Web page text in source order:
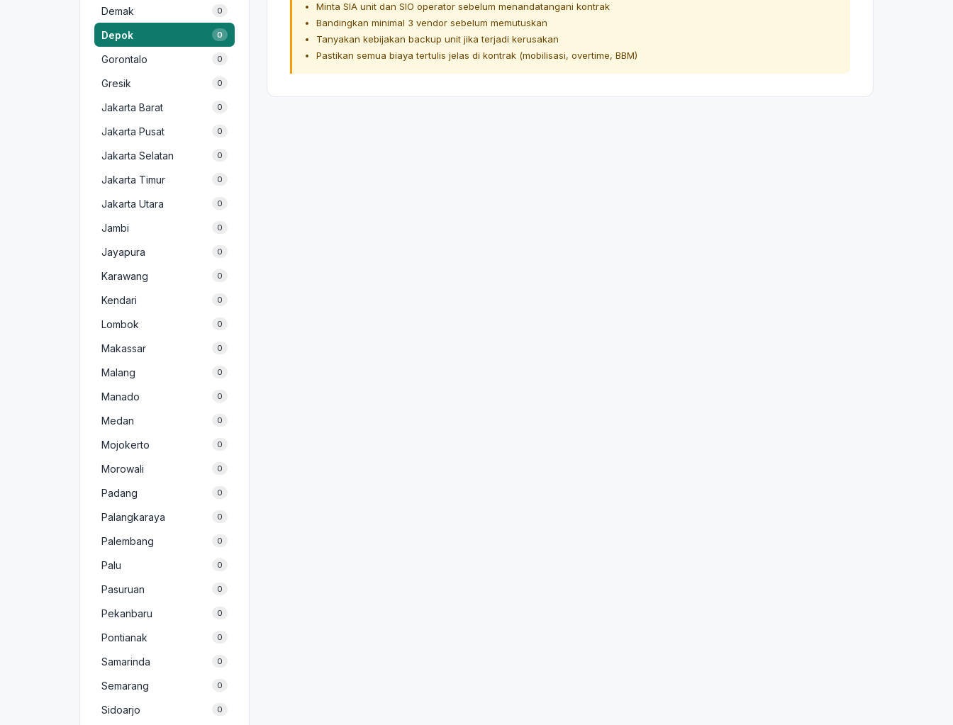
Demak 0
Depok 0
Gorontalo 0
Gresik 0
Jakarta Barat 0
Jakarta Pusat 0
Jakarta Selatan 0
Jakarta Timur 0
Jakarta Utara 0
Jambi 0
Jayapura 0
Karawang 0
Kendari 0
Lombok 0
Makassar 0
Malang 0
Manado 0
Medan 0
Mojokerto 0
Morowali 0
Padang 0
Palangkaraya 0
Palembang 0
Palu 0
Pasuruan 0
Pekanbaru 0
Pontianak 0
Samarinda 0
Semarang 0
Sidoarjo 0
Minta SIA unit dan SIO operator sebelum menandatangani kontrak
Bandingkan minimal 3 vendor sebelum memutuskan
Tanyakan kebijakan backup unit jika terjadi kerusakan
Pastikan semua biaya tertulis jelas di kontrak (mobilisasi, overtime, BBM)